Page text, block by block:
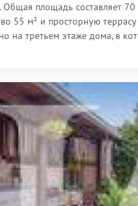
Общая площадь составляет
55 м² и просторную
на третьем этаже дома, в